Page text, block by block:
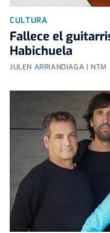
CULTURA
Fallece el
Habichuela
JULEN ARRIANDIAGA | NTM